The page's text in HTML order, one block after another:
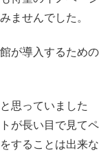
ませんでした。
が導入するための
思っていました
が長い目で見てペ
することは出来な